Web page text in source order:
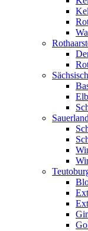
Sauerland